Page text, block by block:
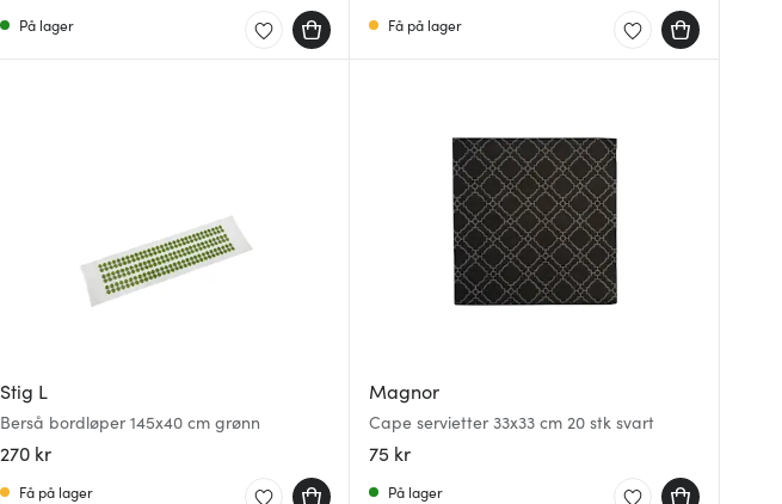
På lager Få på lager
Stig L
Berså bordløper 145x40 cm grønn
270 kr
Få på lager
Magnor
Cape servietter 33x33 cm 20 stk svart
75 kr
På lager